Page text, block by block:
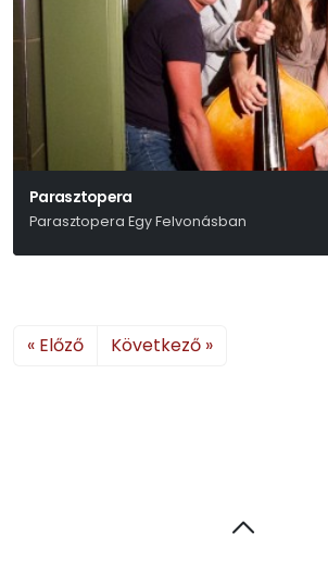
Parasztopera
Parasztopera Egy Felvonásban
« Előző Következő »